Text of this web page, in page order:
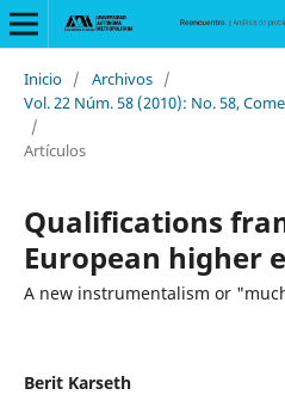
Inicio / Archivos /
Vol. 22 Núm. 58 (2010): No. 58,
/
Artículos
Qualifications
European higher
A new instrumentalism or
Berit Karseth